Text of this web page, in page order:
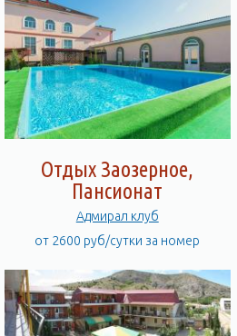
Отдых Заозерное,
Пансионат
Адмирал клуб
от 2600 руб/сутки за номер